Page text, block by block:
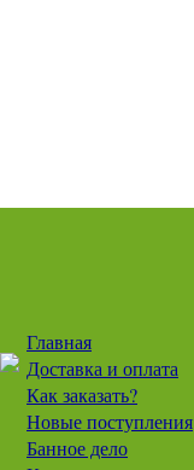
Главная
Доставка и оплата
Как заказать?
Новые поступления
Банное дело